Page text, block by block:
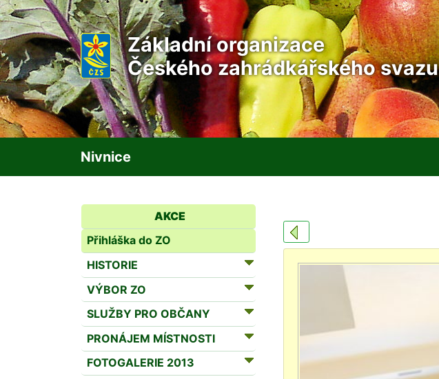
Základní organizace
Českého zahrádkářského svazu
Nivnice
AKCE
Přihláška do ZO
HISTORIE
VÝBOR ZO
SLUŽBY PRO OBČANY
PRONÁJEM MÍSTNOSTI
FOTOGALERIE 2013